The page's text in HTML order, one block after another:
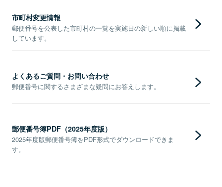
市町村変更情報
郵便番号を公表した市町村の一覧を実施日の新しい順に掲載
しています。
よくあるご質問・お問い合わせ
郵便番号に関するさまざまな疑問にお答えします。
郵便番号簿PDF（2025年度版）
2025年度版郵便番号簿をPDF形式でダウンロードできま
す。